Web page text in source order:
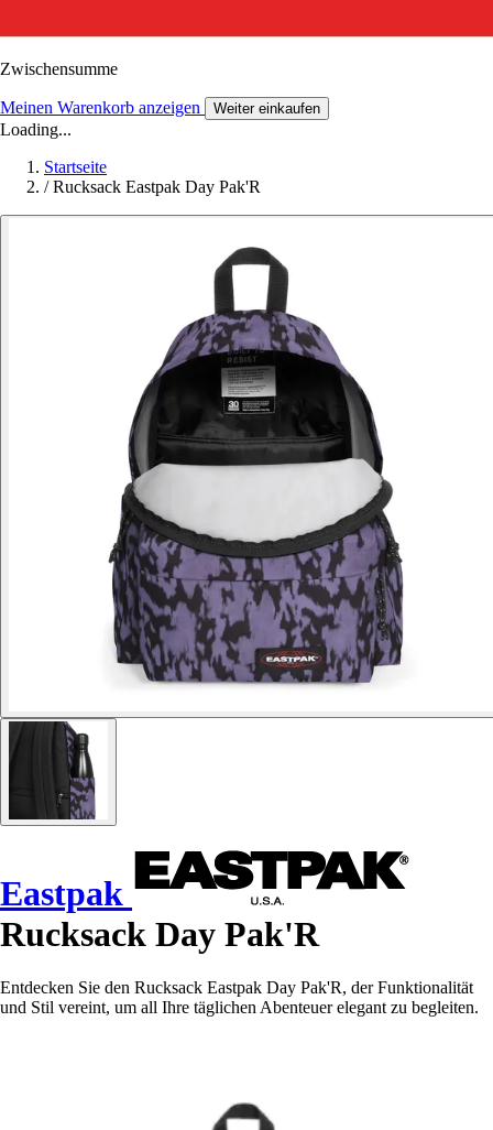
Zwischensumme
Meinen Warenkorb anzeigen Weiter einkaufen
Loading...
Startseite
/ Rucksack Eastpak Day Pak'R
Eastpak
Rucksack Day Pak'R
Entdecken Sie den Rucksack Eastpak Day Pak'R, der Funktionalität
und Stil vereint, um all Ihre täglichen Abenteuer elegant zu begleiten.